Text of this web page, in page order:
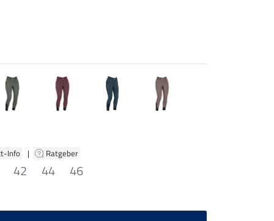
Info | Ratgeber
42 44 46